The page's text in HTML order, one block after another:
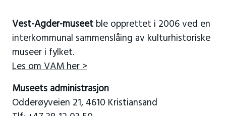
Vest-Agder-museetble opprettet i 2006 ved en
interkommunal sammenslåing av kulturhistoriske
museer i fylket.
Les om VAM her >
Museets administrasjon
Odderøyveien 21, 4610 Kristiansand